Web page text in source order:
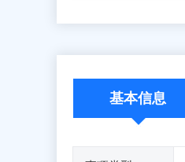
基本信息